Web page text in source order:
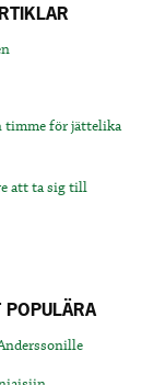
timme för jättelika
att ta sig till